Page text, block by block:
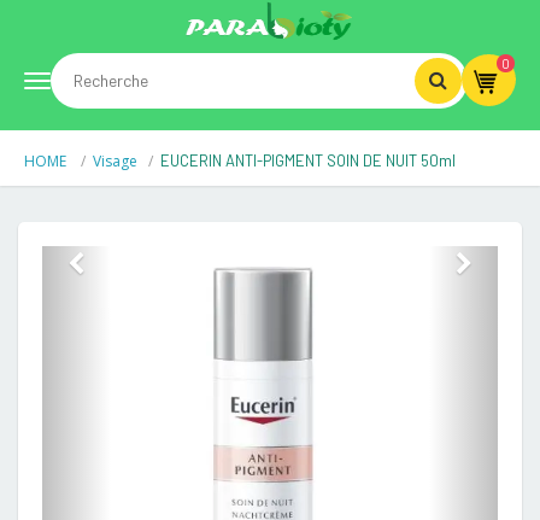
Toggle
navigation
0
HOME Visage EUCERIN ANTI-PIGMENT SOIN DE NUIT 50ml